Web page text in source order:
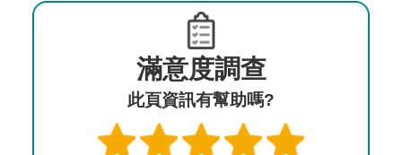
滿意度調查
此頁資訊有幫助嗎?